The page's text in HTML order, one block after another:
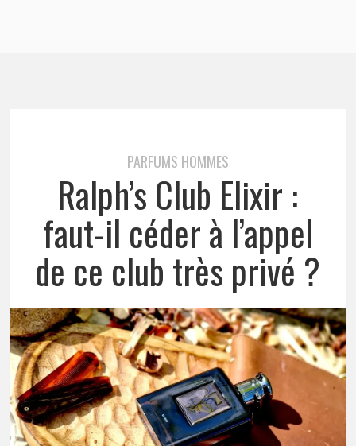
PARFUMS HOMMES
Ralph’s Club Elixir :
faut-il céder à l’appel
de ce club très privé ?